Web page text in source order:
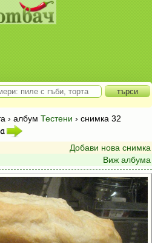
› албум Тестени › снимка 32
Добави нова снимка
Виж албума